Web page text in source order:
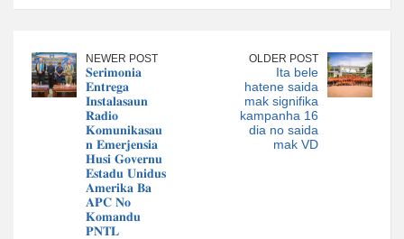
NEWER POST
𝐒𝐞𝐫𝐢𝐦𝐨𝐧𝐢𝐚
𝐄𝐧𝐭𝐫𝐞𝐠𝐚
𝐈𝐧𝐬𝐭𝐚𝐥𝐚𝐬𝐚𝐮𝐧
𝐑𝐚𝐝𝐢𝐨
𝐊𝐨𝐦𝐮𝐧𝐢𝐤𝐚𝐬𝐚𝐮
𝐧 𝐄𝐦𝐞𝐫𝐣𝐞𝐧𝐬𝐢𝐚
𝐇𝐮𝐬𝐢 𝐆𝐨𝐯𝐞𝐫𝐧𝐮
𝐄𝐬𝐭𝐚𝐝𝐮 𝐔𝐧𝐢𝐝𝐮𝐬
𝐀𝐦𝐞𝐫𝐢𝐤𝐚 𝐁𝐚
𝐀𝐏𝐂 𝐍𝐨
𝐊𝐨𝐦𝐚𝐧𝐝𝐮
𝐏𝐍𝐓𝐋
OLDER POST
Ita bele
hatene saida
mak signifika
kampanha 16
dia no saida
mak VD